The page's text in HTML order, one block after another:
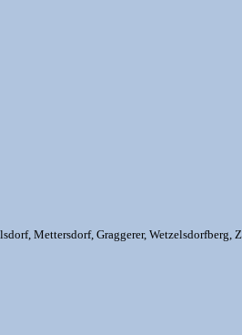
Mettersdorf, Graggerer, Wetzelsdorfberg,